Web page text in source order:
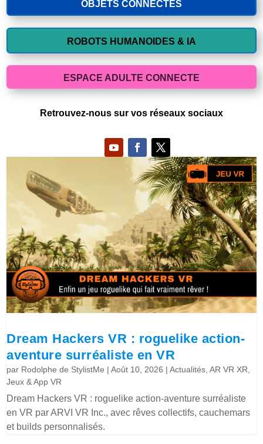
OBJETS CONNECTES
ROBOTS HUMANOIDES & IA
ESPACE ADULTE CONNECTE
Retrouvez-nous sur vos réseaux sociaux
Dream Hackers VR : roguelike action-
aventure surréaliste en VR
par Rodolphe de StylistMe |Août 10, 2026 |Actualités ,AR VR XR
Jeux & App VR
Dream Hackers VR : roguelike action-aventure surréaliste
en VR par ARVI VR Inc., avec rêves collectifs, cauchemars
et builds personnalisés.